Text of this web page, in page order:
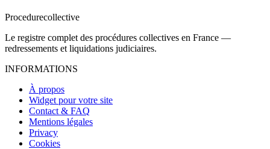
Procedurecollective
Le registre complet des procédures collectives en France —
redressements et liquidations judiciaires.
INFORMATIONS
À propos
Widget pour votre site
Contact & FAQ
Mentions légales
Privacy
Cookies